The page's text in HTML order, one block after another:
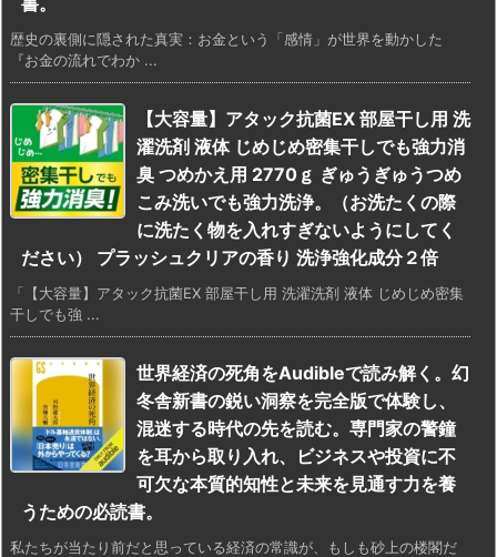
歴史の裏側に隠された真実：お金という「感情」が世界を動かした
『お金の流れでわか ...
【大容量】アタック抗菌EX 部屋干し用 洗
濯洗剤 液体 じめじめ密集干しでも強力消
臭 つめかえ用 2770ｇ ぎゅうぎゅうつめ
こみ洗いでも強力洗浄。（お洗たくの際
に洗たく物を入れすぎないようにしてく
ださい） プラッシュクリアの香り 洗浄強化成分２倍
「【大容量】アタック抗菌EX 部屋干し用 洗濯洗剤 液体 じめじめ密集
干しでも強 ...
世界経済の死角をAudibleで読み解く。幻
冬舎新書の鋭い洞察を完全版で体験し、
混迷する時代の先を読む。専門家の警鐘
を耳から取り入れ、ビジネスや投資に不
可欠な本質的知性と未来を見通す力を養
うための必読書。
私たちが当たり前だと思っている経済の常識が、もしも砂上の楼閣だ